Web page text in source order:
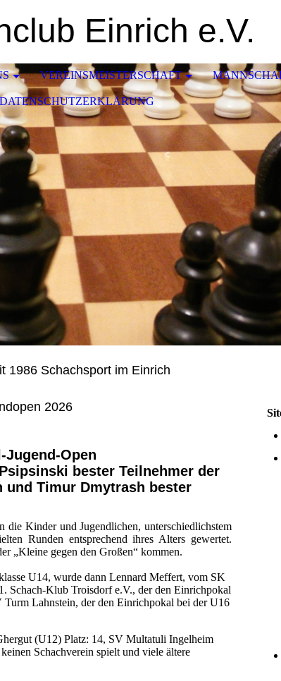
Einrich e.V.
VEREINSMEISTERSCHAFT
DATENSCHUTZERKLÄRUNG
1986 Schachsport im Einrich
2026
Jugend-Open
bester Teilnehmer der
und Timur Dmytrash bester
Kinder und Jugendlichen, unterschiedlichstem
Runden entsprechend ihres Alters gewertet.
„Kleine gegen den Großen“ kommen.
U14, wurde dann Lennard Meffert, vom SK
Schach-Klub Troisdorf e.V., der den Einrichpokal
Lahnstein, der den Einrichpokal bei der U16
(U12) Platz: 14, SV Multatuli Ingelheim
Schachverein spielt und viele ältere